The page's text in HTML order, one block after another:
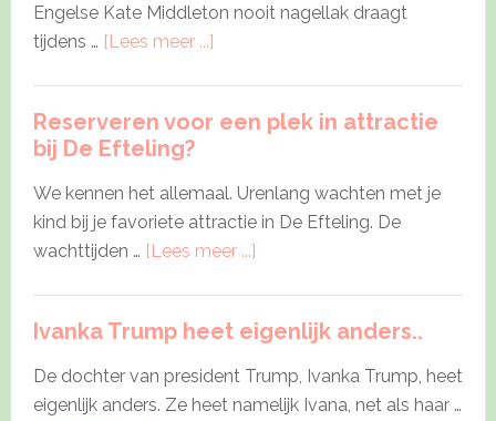
Engelse Kate Middleton nooit nagellak draagt
tijdens … [Lees meer ...]about
Engelse
Middleton
Reserveren voor een plek in attractie
bij De Efteling?
We kennen het allemaal. Urenlang wachten met je
kind bij je favoriete attractie in De Efteling. De
wachttijden … [Lees meer ...]about
een
plek
Ivanka Trump heet eigenlijk anders..
De dochter van president Trump, Ivanka Trump, heet
eigenlijk anders. Ze heet namelijk Ivana, net als haar …